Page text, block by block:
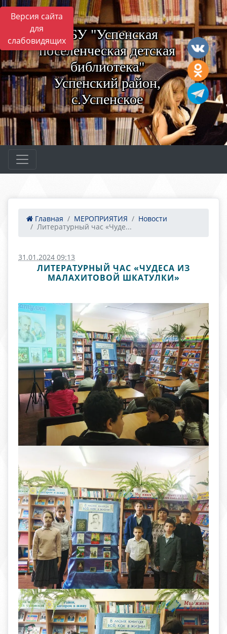
Версия сайта
для
слабовидящихМБУ "Успенская
поселенческая детская
библиотека"
Успенский район,
с.Успенское
Главная МЕРОПРИЯТИЯ
Новости
Литературный час «Чуде...
31.01.2024 09:13
ЛИТЕРАТУРНЫЙ ЧАС «ЧУДЕСА ИЗ
МАЛАХИТОВОЙ ШКАТУЛКИ»